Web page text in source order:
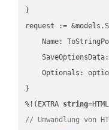
}
request :=
Name:
Optionals:
}
%!(EXTRA string
// Umwandlung von